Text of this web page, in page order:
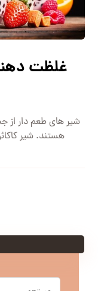
غلظت
شیر های طعم دار از
هستند. شیر